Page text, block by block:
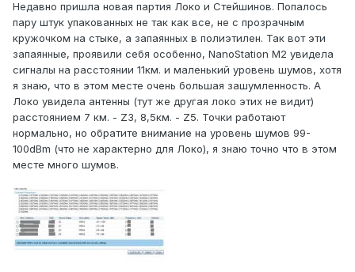
Недавно пришла новая партия Локо и Стейшинов. Попалось
пару штук упакованных не так как все, не с прозрачным
кружочком на стыке, а запаянных в полиэтилен. Так вот эти
запаянные, проявили себя особенно, NanoStation M2 увидела
сигналы на расстоянии 11км. и маленький уровень шумов, хотя
я знаю, что в этом месте очень большая зашумленность. А
Локо увидела антенны (тут же другая локо этих не видит)
расстоянием 7 км. - Z3, 8,5км. - Z5. Точки работают
нормально, но обратите внимание на уровень шумов 99-
100dBm (что не характерно для Локо), я знаю точно что в этом
месте много шумов.